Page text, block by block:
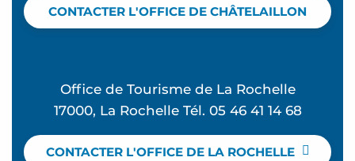
CONTACTER L'OFFICE DE CHÂTELAILLON
Office de Tourisme de La Rochelle
17000, La Rochelle Tél. 05 46 41 14 68
CONTACTER L'OFFICE DE LA ROCHELLE